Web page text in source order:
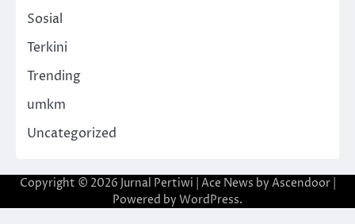
Sosial
Terkini
Trending
umkm
Uncategorized
Copyright © 2026 Jurnal Pertiwi | Ace News by Ascendoor|
Powered by WordPress.